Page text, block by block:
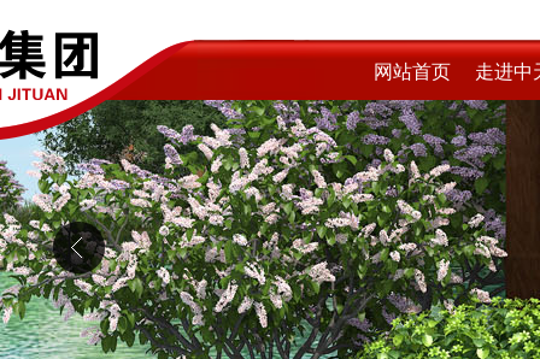
网站首页 走进中